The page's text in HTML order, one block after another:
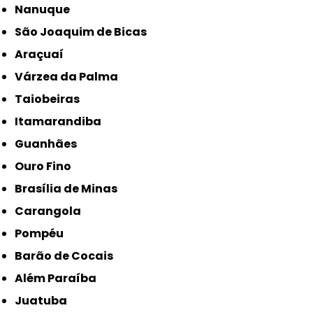
Nanuque
São Joaquim de Bicas
Araçuaí
Várzea da Palma
Taiobeiras
Itamarandiba
Guanhães
Ouro Fino
Brasília de Minas
Carangola
Pompéu
Barão de Cocais
Além Paraíba
Juatuba